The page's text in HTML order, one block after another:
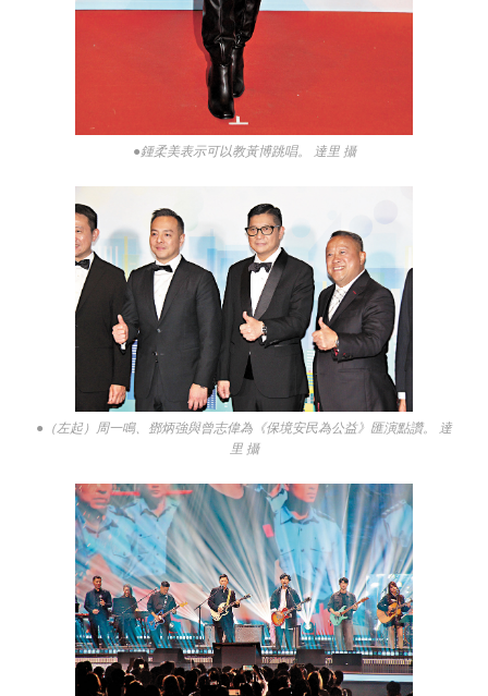
●鍾柔美表示可以教黃博跳唱。 達里 攝
●（左起）周一鳴、鄧炳強與曾志偉為《保境安民為公益》匯演點讚。 達
里 攝